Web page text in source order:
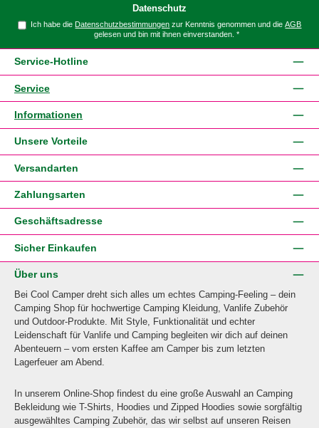
Datenschutz
Ich habe dieDatenschutzbestimmungen zur Kenntnis genommen und dieAGB
gelesen und bin mit ihnen einverstanden. *
Service-Hotline
Service
Informationen
Unsere Vorteile
Versandarten
Zahlungsarten
Geschäftsadresse
Sicher Einkaufen
Über uns
Bei Cool Camper dreht sich alles um echtes Camping-Feeling – dein
Camping Shop für hochwertige Camping Kleidung, Vanlife Zubehör
und Outdoor-Produkte. Mit Style, Funktionalität und echter
Leidenschaft für Vanlife und Camping begleiten wir dich auf deinen
Abenteuern – vom ersten Kaffee am Camper bis zum letzten
Lagerfeuer am Abend.
In unserem Online-Shop findest du eine große Auswahl an Camping
Bekleidung wie T-Shirts, Hoodies und Zipped Hoodies sowie sorgfältig
ausgewähltes Camping Zubehör, das wir selbst auf unseren Reisen